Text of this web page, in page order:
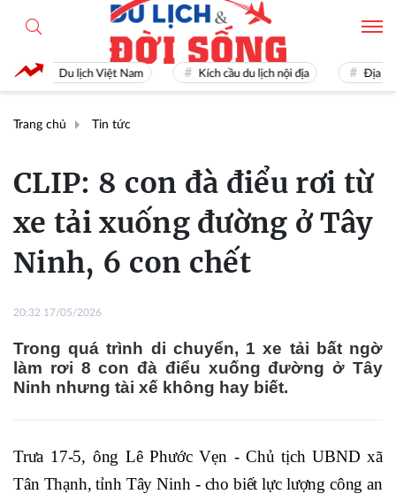
Du lịch Việt Nam Kích cầu du lịch nội địa Địa điểm
Trang chủ Tin tức
CLIP: 8 con đà điểu rơi từ
xe tải xuống đường ở Tây
Ninh, 6 con chết
20:32 17/05/2026
Trong quá trình di chuyển, 1 xe tải bất ngờ
làm rơi 8 con đà điểu xuống đường ở Tây
Ninh nhưng tài xế không hay biết.
Trưa 17-5, ông Lê Phước Vẹn - Chủ tịch UBND xã
Tân Thạnh, tỉnh Tây Ninh - cho biết lực lượng công an